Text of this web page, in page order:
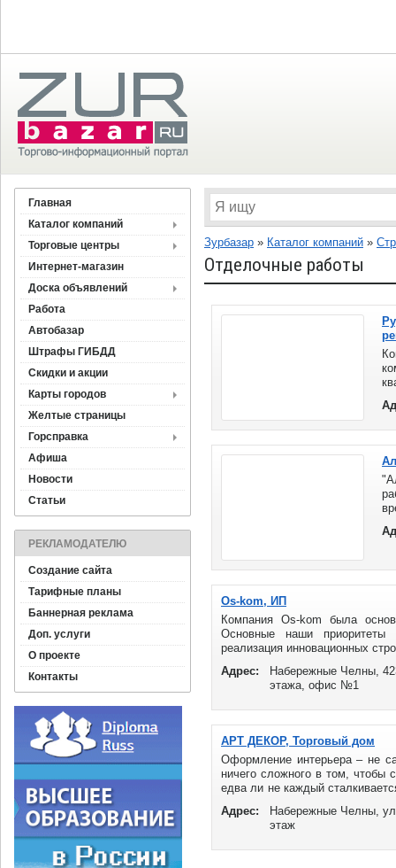
Главная
Каталог компаний
Торговые центры
Интернет-магазин
Доска объявлений
Работа
Автобазар
Штрафы ГИБДД
Скидки и акции
Карты городов
Желтые страницы
Горсправка
Афиша
Новости
Статьи
РЕКЛАМОДАТЕЛЮ
Создание сайта
Тарифные планы
Баннерная реклама
Доп. услуги
О проекте
Контакты
Зурбазар » Каталог компаний »
Отделочные работы
...
Os-kom, ИП
Компания Os-kom была
Основные наши приоритеты
реализация инновационных
Адрес:
Набережные Челны,
этажа, офис №1
АРТ ДЕКОР, Торговый дом
Оформление интерьера – не
ничего сложного в том, чтобы
едва ли не каждый
Адрес:
Набережные Челны,
этаж